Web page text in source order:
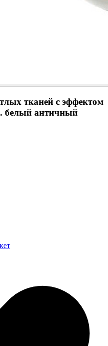
тканей с эффектом
белый античный